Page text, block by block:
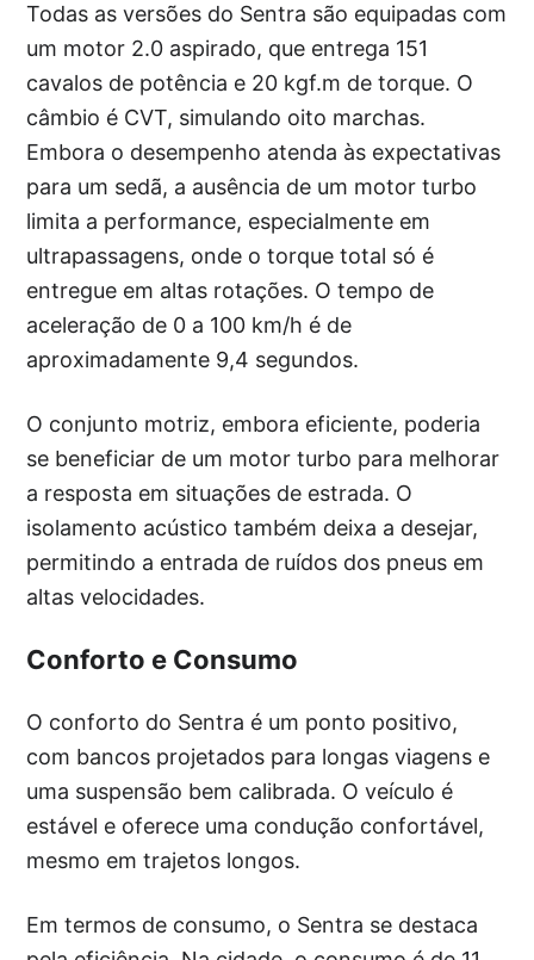
Todas as versões do Sentra são equipadas com
um motor 2.0 aspirado, que entrega 151
cavalos de potência e 20 kgf.m de torque. O
câmbio é CVT, simulando oito marchas.
Embora o desempenho atenda às expectativas
para um sedã, a ausência de um motor turbo
limita a performance, especialmente em
ultrapassagens, onde o torque total só é
entregue em altas rotações. O tempo de
aceleração de 0 a 100 km/h é de
aproximadamente 9,4 segundos.
O conjunto motriz, embora eficiente, poderia
se beneficiar de um motor turbo para melhorar
a resposta em situações de estrada. O
isolamento acústico também deixa a desejar,
permitindo a entrada de ruídos dos pneus em
altas velocidades.
Conforto e Consumo
O conforto do Sentra é um ponto positivo,
com bancos projetados para longas viagens e
uma suspensão bem calibrada. O veículo é
estável e oferece uma condução confortável,
mesmo em trajetos longos.
Em termos de consumo, o Sentra se destaca